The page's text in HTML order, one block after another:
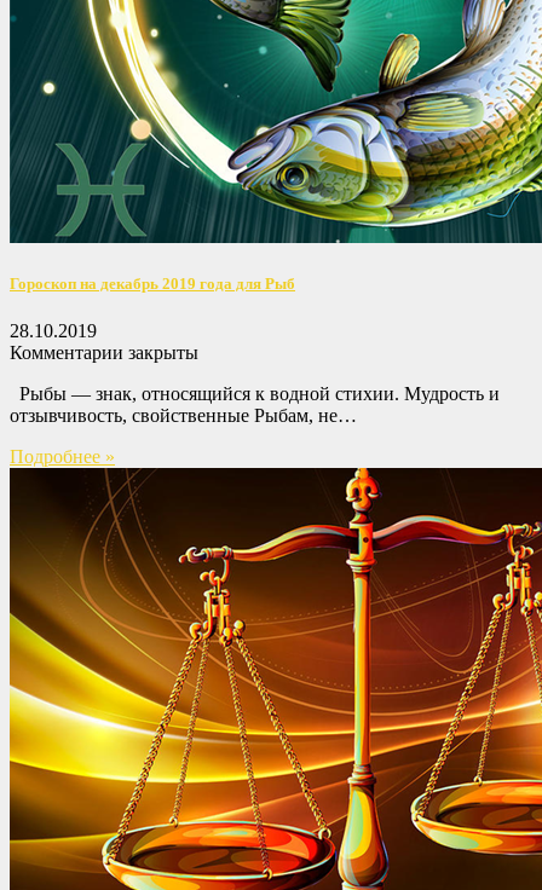
Гороскоп на декабрь 2019 года для Рыб
28.10.2019
Комментарии закрыты
Рыбы — знак, относящийся к водной стихии. Мудрость и
отзывчивость, свойственные Рыбам, не…
Подробнее »